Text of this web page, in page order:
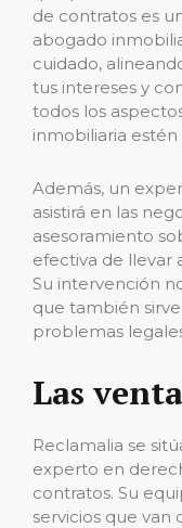
de contratos es
abogado
cuidado,
tus intereses y
todos los
inmobiliaria
Además, un
asistirá en las
asesoramiento
efectiva de llevar
Su intervención
que también
problemas
Las
Reclamalia se
experto en
contratos. Su
servicios que van